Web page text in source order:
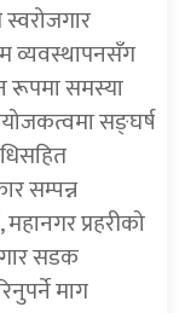
व्यवस्थापनसँग
रूपमा समस्या
सङ्घर्ष
सम्पन्न
प्रहरीको
सडक
माग